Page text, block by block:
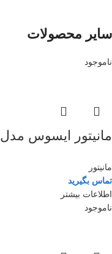
سایر محصولات
ناموجود
مانیتور ایسوس مدل VC239HE – W سایز 23 اینچ
مانیتور
تماس بگیرید
اطلاعات بیشتر
ناموجود